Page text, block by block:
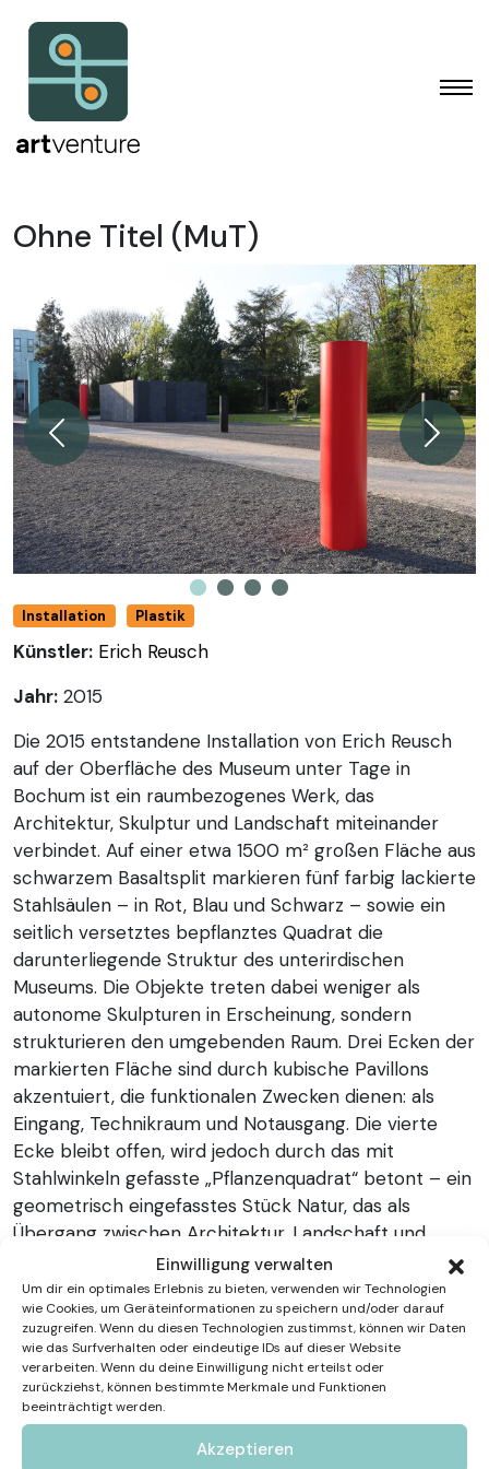
Einwilligung verwalten
Um dir ein optimales Erlebnis zu bieten, verwenden wir Technologien
wie Cookies, um Geräteinformationen zu speichern und/oder darauf
zuzugreifen. Wenn du diesen Technologien zustimmst, können wir Daten
wie das Surfverhalten oder eindeutige IDs auf dieser Website
verarbeiten. Wenn du deine Einwilligung nicht erteilst oder
zurückziehst, können bestimmte Merkmale und Funktionen
beeinträchtigt werden.
Akzeptieren
Ohne Titel (MuT)
Zurück Weiter
Installation Plastik
Künstler: Erich Reusch
Jahr: 2015
Die 2015 entstandene Installation von Erich Reusch
auf der Oberfläche des Museum unter Tage in
Bochum ist ein raumbezogenes Werk, das
Architektur, Skulptur und Landschaft miteinander
verbindet. Auf einer etwa 1500 m² großen Fläche aus
schwarzem Basaltsplit markieren fünf farbig lackierte
Stahlsäulen – in Rot, Blau und Schwarz – sowie ein
seitlich versetztes bepflanztes Quadrat die
darunterliegende Struktur des unterirdischen
Museums. Die Objekte treten dabei weniger als
autonome Skulpturen in Erscheinung, sondern
strukturieren den umgebenden Raum. Drei Ecken der
markierten Fläche sind durch kubische Pavillons
akzentuiert, die funktionalen Zwecken dienen: als
Eingang, Technikraum und Notausgang. Die vierte
Ecke bleibt offen, wird jedoch durch das mit
Stahlwinkeln gefasste „Pflanzenquadrat“ betont – ein
geometrisch eingefasstes Stück Natur, das als
Übergang zwischen Architektur, Landschaft und
Kunst dient. Die fünf freistehenden Stelen erzeugen
eine offene, dynamische Beziehung zur Fläche, auf
der sie stehen, und verändern mit jedem Schritt die
Perspektive der Betrachtenden. Reuschs Gestaltung
schafft eine bewusste Raumerfahrung, bei der die
Beziehung zwischen Körper, Fläche und Umraum im
Mittelpunkt steht. Ein weiteres Werk von Reusch ist
im Treppenhaus des Kubus sichtbar, welches über